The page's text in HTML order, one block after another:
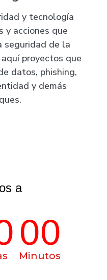
y tecnología
y acciones que
seguridad de la
proyectos que
datos, phishing,
y demás
a
00
Minutos